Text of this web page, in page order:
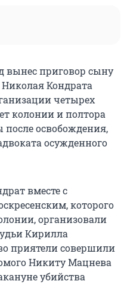
вынес приговор сыну
Кондрата
четырех
колонии и полтора
после освобождения,
осужденного
вместе с
которого
организовали
Кирилла
приятели совершили
Никиту Мацнева
убийства